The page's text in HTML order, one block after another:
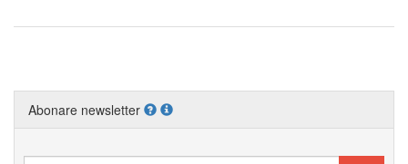
Abonare newsletter